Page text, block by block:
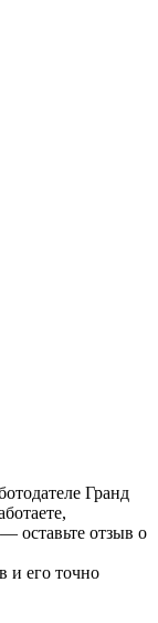
Гранд
оставьте отзыв о
и его точно